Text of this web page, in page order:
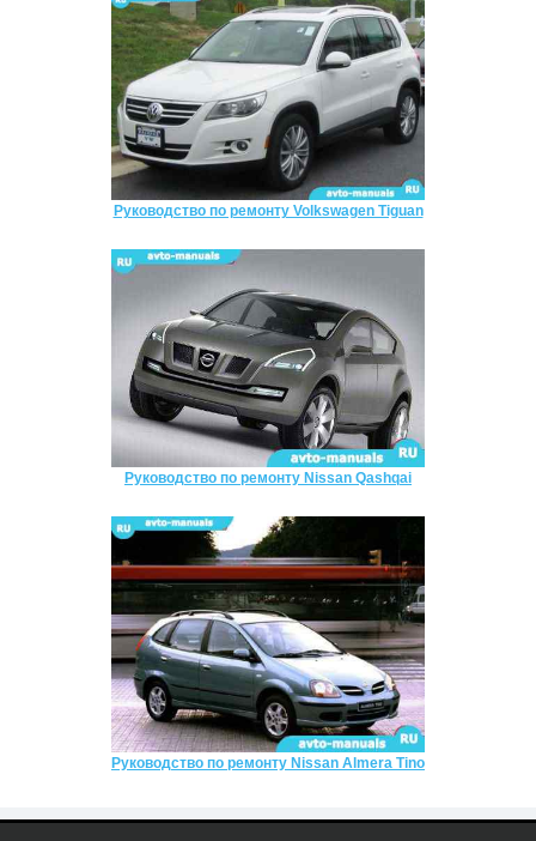
Руководство по ремонту Volkswagen Tiguan
Руководство по ремонту Nissan Qashqai
Руководство по ремонту Nissan Almera Tino